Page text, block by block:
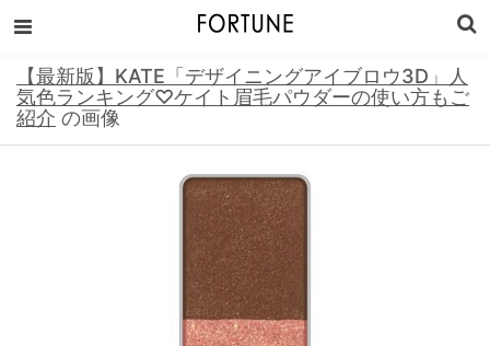
【最新版】KATE「デザイニングアイブロウ3D」人
気色ランキング♡ケイト眉毛パウダーの使い方もご
紹介 の画像